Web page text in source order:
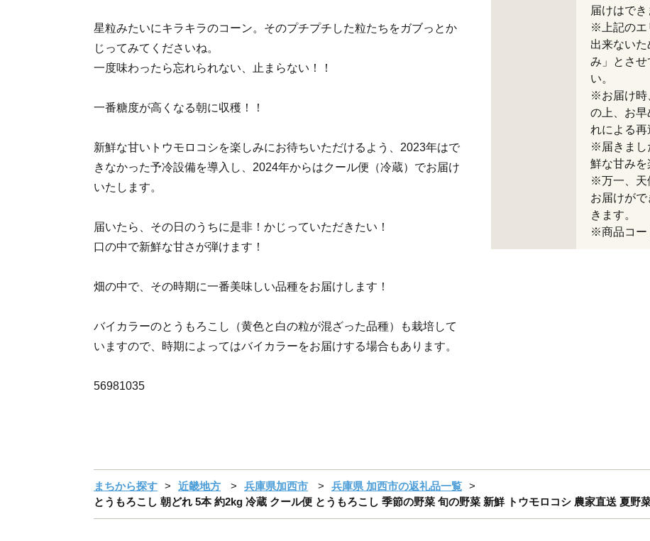
星粒みたいにキラキラのコーン。そのプチプチした粒たちをガブっとか
じってみてくださいね。
一度味わったら忘れられない、止まらない！！
一番糖度が高くなる朝に収穫！！
新鮮な甘いトウモロコシを楽しみにお待ちいただけるよう、2023年はで
きなかった予冷設備を導入し、2024年からはクール便（冷蔵）でお届け
いたします。
届いたら、その日のうちに是非！かじっていただきたい！
口の中で新鮮な甘さが弾けます！
畑の中で、その時期に一番美味しい品種をお届けします！
バイカラーのとうもろこし（黄色と白の粒が混ざった品種）も栽培して
いますので、時期によってはバイカラーをお届けする場合もあります。
56981035
届けはでき
※上記のエ
出来ない
み」とさせ
い。
※お届け時
の上、お早
れによる再
※届きまし
鮮な甘みを
※万一、天
お届けが
きます。
※商品コー
まちから探す 近畿地方 兵庫県加西市
兵庫県 加西市の返礼品一覧
とうもろこし 朝どれ 5本 約2kg 冷蔵 クール便 とうもろこし 季節の野菜 旬の野菜 新鮮 トウモロコシ 農家直送 夏野